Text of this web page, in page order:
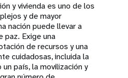
y vivienda es uno de los
y de mayor
nación puede llevar a
paz. Exige una
de recursos y una
cuidadosas, incluida la
país, la movilización y